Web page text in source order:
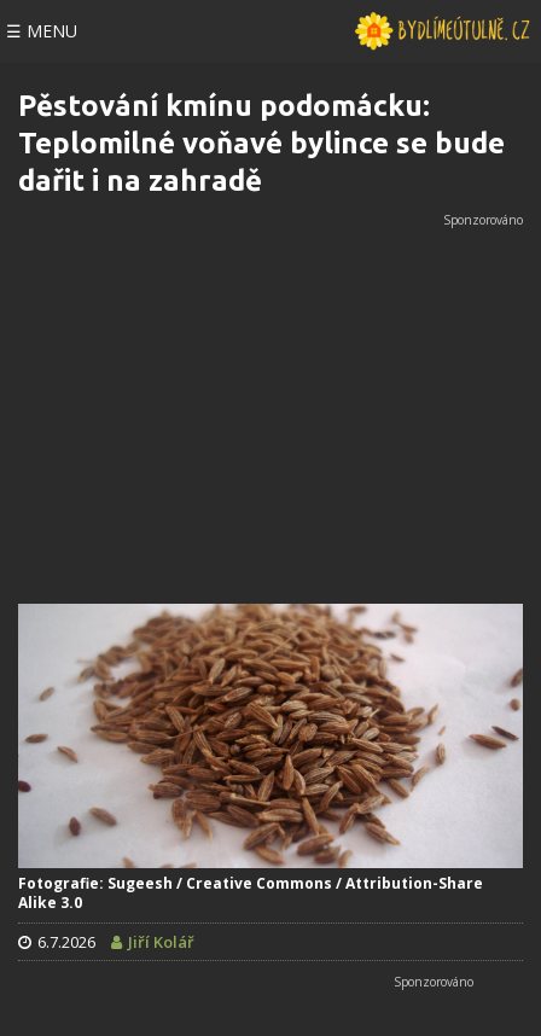
☰ MENU
Pěstování kmínu podomácku:
Teplomilné voňavé bylince se bude
dařit i na zahradě
Fotografie: Sugeesh / Creative Commons / Attribution-Share
Alike 3.0
6.7.2026 Jiří Kolář